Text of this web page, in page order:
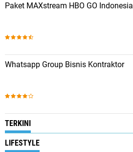
Paket MAXstream HBO GO Indonesia
Whatsapp Group Bisnis Kontraktor
TERKINI
LIFESTYLE